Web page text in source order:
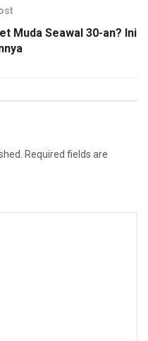
Muda Seawal 30-an? Ini
Required fields are